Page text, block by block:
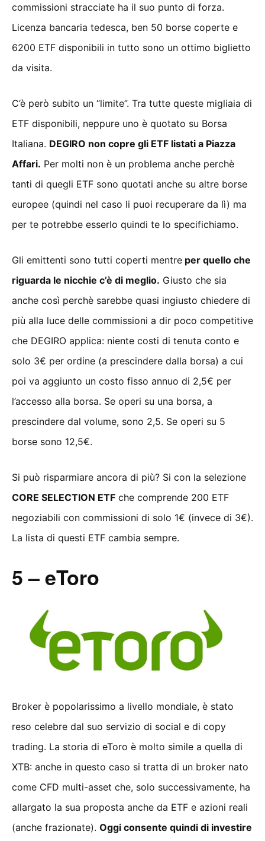
commissioni stracciate ha il suo punto di forza.
Licenza bancaria tedesca, ben 50 borse coperte e
6200 ETF disponibili in tutto sono un ottimo biglietto
da visita.
C’è però subito un “limite”. Tra tutte queste migliaia di
ETF disponibili, neppure uno è quotato su Borsa
Italiana. DEGIRO non copre gli ETF listati a Piazza
Affari. Per molti non è un problema anche perchè
tanti di quegli ETF sono quotati anche su altre borse
europee (quindi nel caso li puoi recuperare da lì) ma
per te potrebbe esserlo quindi te lo specifichiamo.
Gli emittenti sono tutti coperti mentre per quello che
riguarda le nicchie c’è di meglio. Giusto che sia
anche così perchè sarebbe quasi ingiusto chiedere di
più alla luce delle commissioni a dir poco competitive
che DEGIRO applica: niente costi di tenuta conto e
solo 3€ per ordine (a prescindere dalla borsa) a cui
poi va aggiunto un costo fisso annuo di 2,5€ per
l’accesso alla borsa. Se operi su una borsa, a
prescindere dal volume, sono 2,5. Se operi su 5
borse sono 12,5€.
Si può risparmiare ancora di più? Si con la selezione
CORE SELECTION ETF che comprende 200 ETF
negoziabili con commissioni di solo 1€ (invece di 3€).
La lista di questi ETF cambia sempre.
5 – eToro
Broker è popolarissimo a livello mondiale, è stato
reso celebre dal suo servizio di social e di copy
trading. La storia di eToro è molto simile a quella di
XTB: anche in questo caso si tratta di un broker nato
come CFD multi-asset che, solo successivamente, ha
allargato la sua proposta anche da ETF e azioni reali
(anche frazionate). Oggi consente quindi di investire